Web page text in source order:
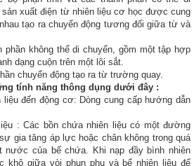
xuất điện từ nhiên liệu cơ học được cung
tạo ra chuyển động tương đối giữa từ và
phần không thể di chuyển, gồm một tập hợp
dạng cuộn trên một lõi sắt.
chuyển động tạo ra từ trường quay.
tính năng thông dụng dưới đây :
đến động cơ: Dòng cung cấp hướng dẫn
: Các bồn chứa nhiên liệu có một đường
gia tăng áp lực hoặc chân không trong quá
nước của bể chứa. Khi nạp đầy bình nhiên
khô giữa vòi phun phụ và bể nhiên liệu để